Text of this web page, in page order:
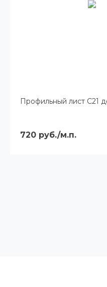
Профильный лист С21
720 руб./м.п.